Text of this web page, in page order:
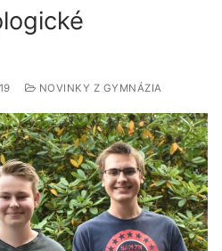
NOVINKY Z GYMNÁZIA